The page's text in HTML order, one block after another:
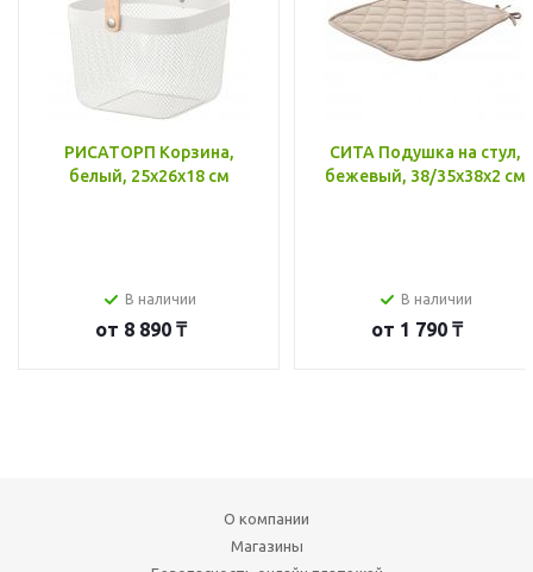
РИСАТОРП Корзина,
белый, 25x26x18 см
В наличии
от 8 890 ₸
СИТА Подушка на стул,
бежевый, 38/35x38x2 см
В наличии
от 1 790 ₸
О компании
Магазины